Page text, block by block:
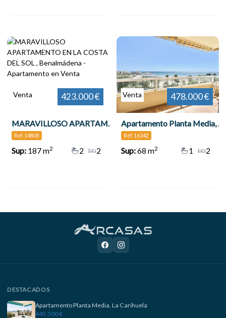
Venta 423.000 €
MARAVILLOSO APARTAMENTO EN LA COSTA DEL SOL , Benalmádena
Ref. 14808
Sup:187 m2 2
2
Venta 478.000 €
Apartamento Planta Media, Benalmadena
Ref. 16342
Sup:68 m2 2
1
DESTACADOS
Apartamento Planta Media, La Carihuela
445.500 €